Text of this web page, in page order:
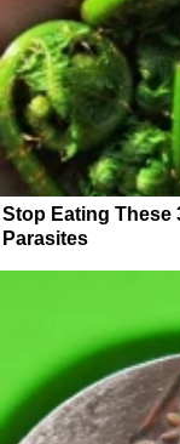
Stop Eating These
Parasites